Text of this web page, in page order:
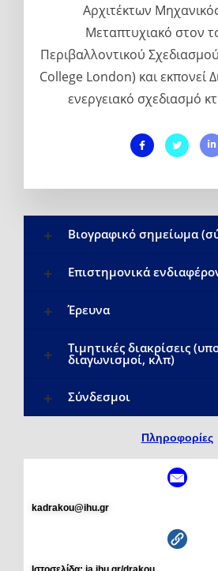
Αρχιτέκτων
Μεταπτυχιακό στον
Περιβαλλοντικού
College London) και εκπονεί
ενεργειακό σχεδιασμό
Βιογραφικό σημείωμα
Επιστημονικά
Έρευνα
Τιμητικές διακρίσεις
διαγωνισμοί, κλπ)
Σύνδεσμοι
Πληροφορίες
kadrakou@ihu.gr